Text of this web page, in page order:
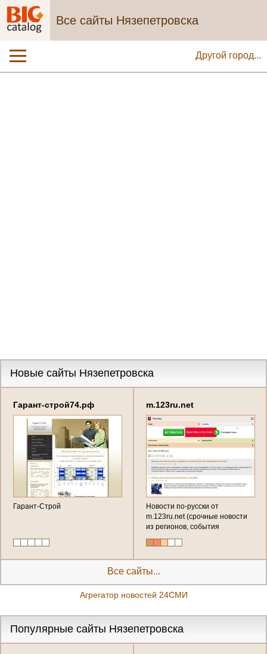
Все сайты Нязепетровска
Другой город...
Новые сайты Нязепетровска
Гарант-строй74.рф
Гарант-Строй
m.123ru.net
Новости по-русски от
m.123ru.net (срочные новости
из регионов, события
последнего часа, эксклюзивные
репортажи от первого лица - в
новостной ленте
Все сайты...
Агрегатор новостей 24СМИ
Популярные сайты Нязепетровска